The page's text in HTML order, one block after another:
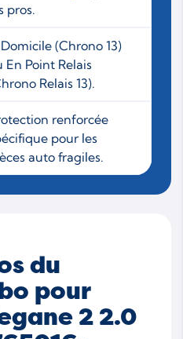
pros.
(Chrono 13)
En Point Relais
Relais 13).
renforcée
pour les
auto fragiles.
du
pour
2 2.0